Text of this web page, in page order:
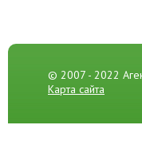
© 2007 - 2022
Карта сайта